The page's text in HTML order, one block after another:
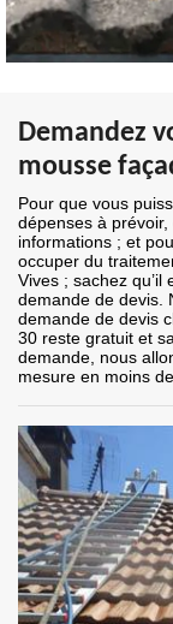
Demandez
mousse
Pour que vous
dépenses à
informations ; et
occuper du
Vives ; sachez
demande de devis.
demande de devis
30 reste gratuit et
demande, nous
mesure en moins